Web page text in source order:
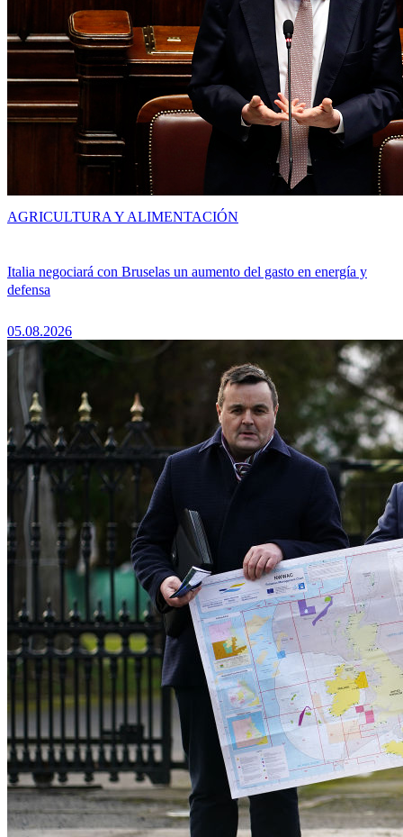
Italia negociará con Bruselas un aumento del gasto en energía y
defensa
05.08.2026
AGRICULTURA Y ALIMENTACIÓN